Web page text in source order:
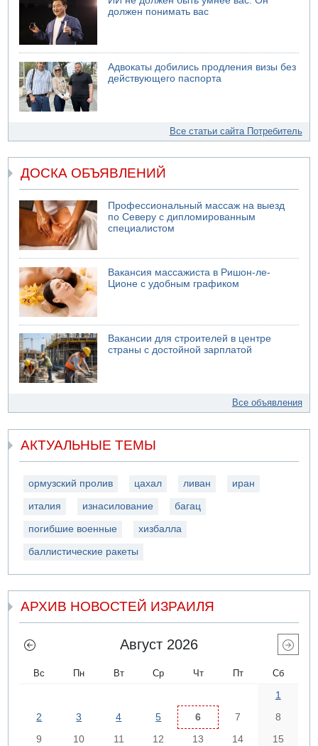
должен понимать вас
Адвокаты добились продления визы без
действующего паспорта
Все статьи сайта Потребитель
ДОСКА ОБЪЯВЛЕНИЙ
Профессиональный массаж на выезд
по Северу с дипломированным
специалистом
Вакансия массажиста в Ришон-ле-
Ционе с удобным графиком
Вакансии для строителей в центре
страны с достойной зарплатой
Все объявления
АКТУАЛЬНЫЕ ТЕМЫ
ормузский пролив цахал ливан иран
италия изнасилование багац
погибшие военные хизбалла
баллистические ракеты
АРХИВ НОВОСТЕЙ ИЗРАИЛЯ
Август 2026
Вс Пн Вт Ср Чт Пт Сб
1
2
3 4 5 6 7
8
9
10 11 12 13 14
15